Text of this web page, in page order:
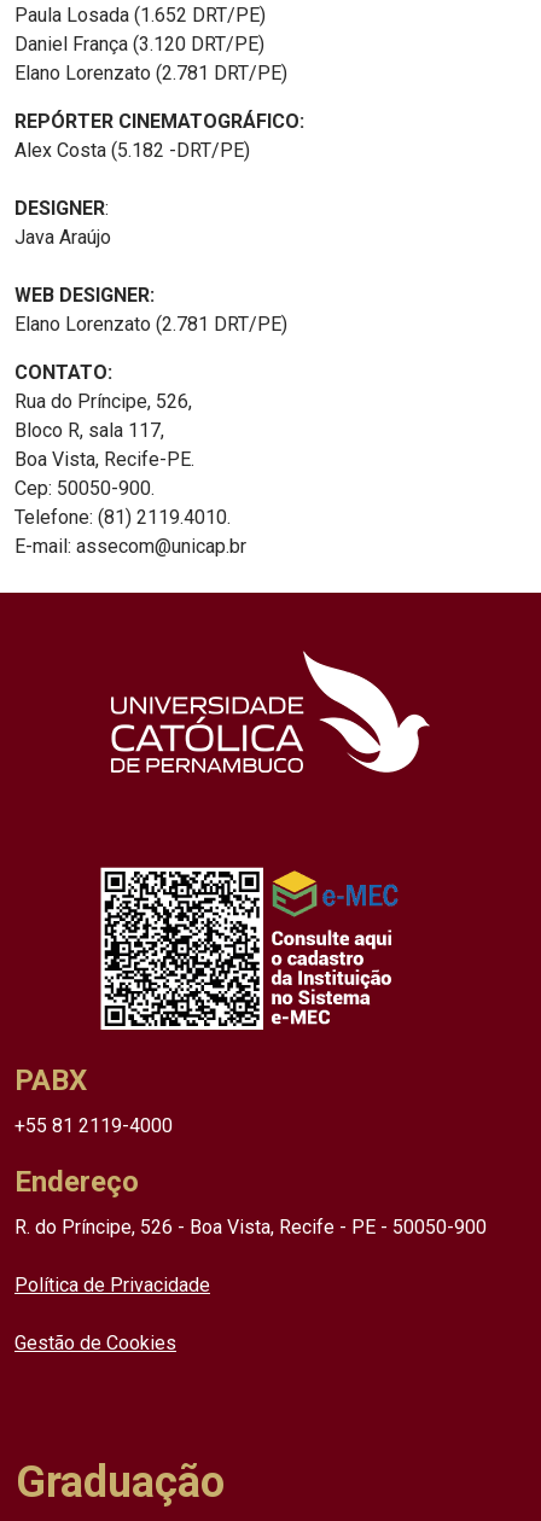
Paula Losada (1.652 DRT/PE)
Daniel França (3.120 DRT/PE)
Elano Lorenzato (2.781 DRT/PE)
REPÓRTER CINEMATOGRÁFICO:
Alex Costa (5.182 -DRT/PE)
DESIGNER:
Java Araújo
WEB DESIGNER:
Elano Lorenzato (2.781 DRT/PE)
CONTATO:
Rua do Príncipe, 526,
Bloco R, sala 117,
Boa Vista, Recife-PE.
Cep: 50050-900.
Telefone: (81) 2119.4010.
E-mail: assecom@unicap.br
PABX
+55 81 2119-4000
Endereço
R. do Príncipe, 526 - Boa Vista, Recife - PE - 50050-900
Política de Privacidade
Gestão de Cookies
Graduação